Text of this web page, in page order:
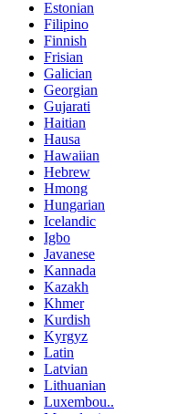
Estonian
Filipino
Finnish
Frisian
Galician
Georgian
Gujarati
Haitian
Hausa
Hawaiian
Hebrew
Hmong
Hungarian
Icelandic
Igbo
Javanese
Kannada
Kazakh
Khmer
Kurdish
Kyrgyz
Latin
Latvian
Lithuanian
Luxembou..